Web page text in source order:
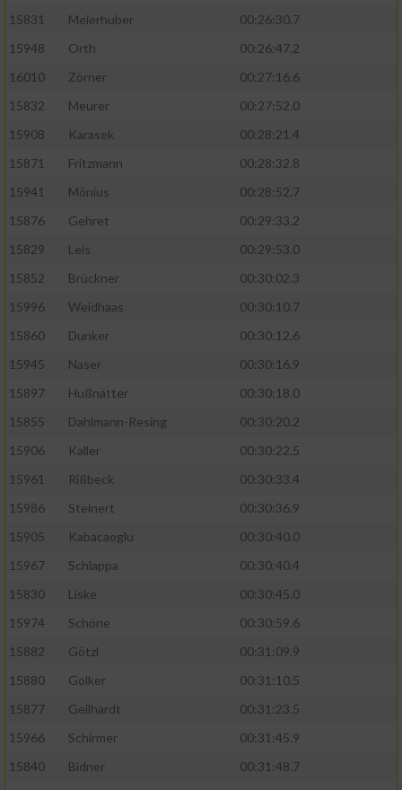
15831
Meierhuber
00:26:30.7
15948
Orth
00:26:47.2
16010
Zörner
00:27:16.6
15832
Meurer
00:27:52.0
15908
Karasek
00:28:21.4
15871
Fritzmann
00:28:32.8
15941
Mönius
00:28:52.7
15876
Gehret
00:29:33.2
15829
Leis
00:29:53.0
15852
Brückner
00:30:02.3
15996
Weidhaas
00:30:10.7
15860
Dunker
00:30:12.6
15945
Naser
00:30:16.9
15897
Hußnätter
00:30:18.0
15855
Dahlmann-Resing
00:30:20.2
15906
Kaller
00:30:22.5
15961
Rißbeck
00:30:33.4
15986
Steinert
00:30:36.9
15905
Kabacaoglu
00:30:40.0
15967
Schlappa
00:30:40.4
15830
Liske
00:30:45.0
15974
Schöne
00:30:59.6
15882
Götzl
00:31:09.9
15880
Golker
00:31:10.5
15877
Geilhardt
00:31:23.5
15966
Schirmer
00:31:45.9
15840
Bidner
00:31:48.7